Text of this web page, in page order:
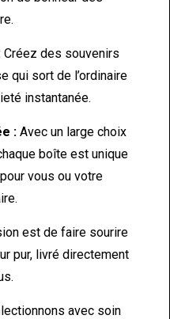
Créez des souvenirs
qui sort de l’ordinaire
instantanée.
: Avec un large choix
boîte est unique
vous ou votre
est de faire sourire
pur, livré directement
avec soin